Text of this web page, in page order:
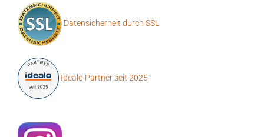
Datensicherheit durch SSL
Idealo Partner seit 2025